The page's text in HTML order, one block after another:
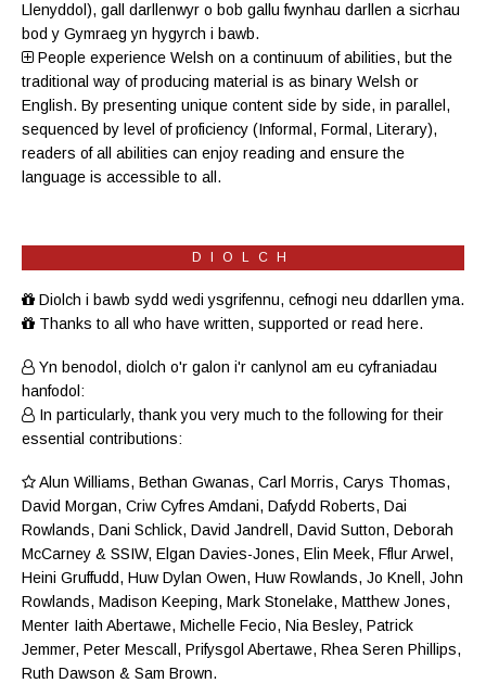
Llenyddol ), gall darllenwyr o bob gallu fwynhau darllen a sicrhau
bod y Gymraeg yn hygyrch i bawb.
People experience Welsh on a continuum of abilities, but the
traditional way of producing material is as binary Welsh or
English. By presenting unique content side by side, in parallel,
sequenced by level of proficiency (Informal , Formal , Literary),
readers of all abilities can enjoy reading and ensure the
language is accessible to all.
DIOLCH
Diolch i bawb sydd wedi ysgrifennu, cefnogi neu ddarllen yma.
Thanks to all who have written, supported or read here.
Yn benodol, diolch o'r galon i'r canlynol am eu cyfraniadau
hanfodol:
In particularly, thank you very much to the following for their
essential contributions:
Alun Williams, Bethan Gwanas, Carl Morris, Carys Thomas,
David Morgan, Criw Cyfres Amdani, Dafydd Roberts, Dai
Rowlands, Dani Schlick, David Jandrell , David Sutton, Deborah
McCarney & SSIW, Elgan Davies-Jones, Elin Meek, Fflur Arwel,
Heini Gruffudd, Huw Dylan Owen, Huw Rowlands, Jo Knell , John
Rowlands, Madison Keeping, Mark Stonelake, Matthew Jones,
Menter Iaith Abertawe, Michelle Fecio, Nia Besley, Patrick
Jemmer, Peter Mescall , Prifysgol Abertawe, Rhea Seren Phillips,
Ruth Dawson & Sam Brown.